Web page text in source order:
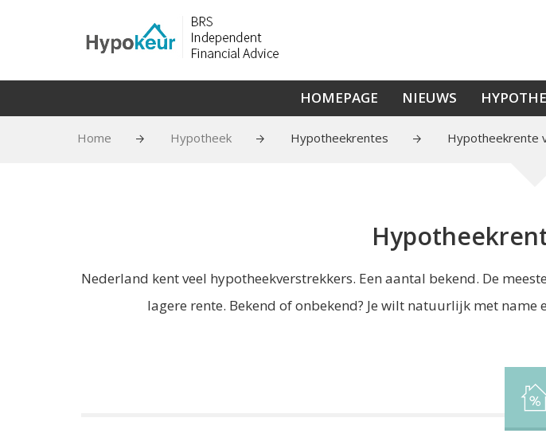
HOMEPAGE NIEUWS
Home Hypotheek Hypotheekrentes Hypotheekrente
Nederland kent veel hypotheekverstrekkers. Een aantal bekend. De
lagere rente. Bekend of onbekend? Je wilt natuurlijk met